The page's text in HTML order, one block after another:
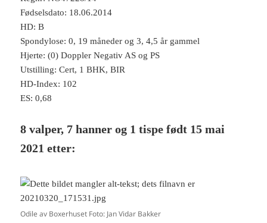
Fødselsdato: 18.06.2014
HD: B
Spondylose: 0, 19 måneder og 3, 4,5 år gammel
Hjerte: (0) Doppler Negativ AS og PS
Utstilling: Cert, 1 BHK, BIR
HD-Index: 102
ES: 0,68
8 valper, 7 hanner og 1 tispe født 15 mai
2021 etter:
Odile av Boxerhuset Foto: Jan Vidar Bakker